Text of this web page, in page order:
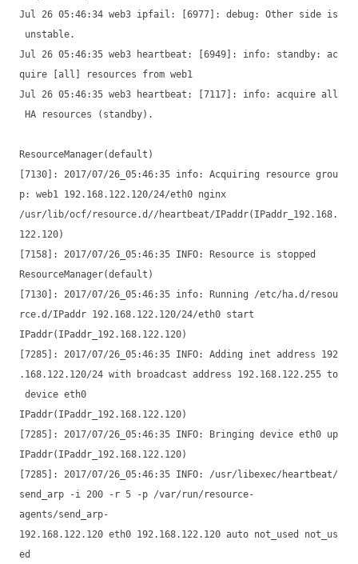
Jul 26 05:46:34 web3 ipfail: [6977]: debug: Other side is
unstable.
Jul 26 05:46:35 web3 heartbeat: [6949]: info: standby: ac
quire [all] resources from web1
Jul 26 05:46:35 web3 heartbeat: [7117]: info: acquire all
HA resources (standby).
ResourceManager(default)
[7130]: 2017/07/26_05:46:35 info: Acquiring resource grou
p: web1 192.168.122.120/24/eth0 nginx
/usr/lib/ocf/resource.d//heartbeat/IPaddr(IPaddr_192.168.
122.120)
[7158]: 2017/07/26_05:46:35 INFO: Resource is stopped
ResourceManager(default)
[7130]: 2017/07/26_05:46:35 info: Running /etc/ha.d/resou
rce.d/IPaddr 192.168.122.120/24/eth0 start
IPaddr(IPaddr_192.168.122.120)
[7285]: 2017/07/26_05:46:35 INFO: Adding inet address 192
.168.122.120/24 with broadcast address 192.168.122.255 to
device eth0
IPaddr(IPaddr_192.168.122.120)
[7285]: 2017/07/26_05:46:35 INFO: Bringing device eth0 up
IPaddr(IPaddr_192.168.122.120)
[7285]: 2017/07/26_05:46:35 INFO: /usr/libexec/heartbeat/
send_arp -i 200 -r 5 -p /var/run/resource-
agents/send_arp-
192.168.122.120 eth0 192.168.122.120 auto not_used not_us
ed